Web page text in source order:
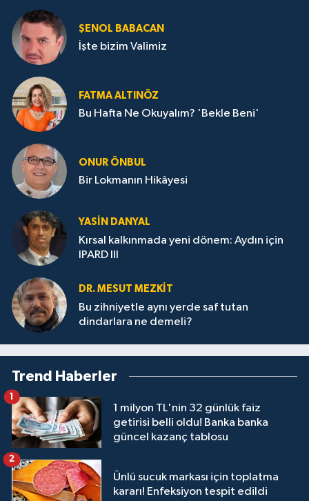
ŞENOL BABACAN
İşte bizim Valimiz
FATMA ALTINÖZ
Bu Hafta Ne Okuyalım? 'Bekle Beni'
ONUR ÖNBUL
Bir Lokmanın Hikâyesi
YASIN DANYAL
Kırsal kalkınmada yeni dönem: Aydın için
IPARD III
DR. MESUT MEZKIT
Bu zihniyetle aynı yerde saf tutan
dindarlara ne demeli?
Trend Haberler
1 milyon TL'nin 32 günlük faiz
getirisi belli oldu! Banka banka
güncel kazanç tablosu
1
Ünlü sucuk markası için toplatma
kararı! Enfeksiyon tespit edildi
2